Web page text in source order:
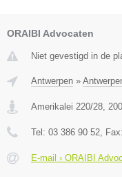
ORAIBI Advocaten
Niet gevestigd in de
Antwerpen »
Amerikalei 220/28
Tel: 03 386 90 52 , Fax:
E-mail › ORAIBI